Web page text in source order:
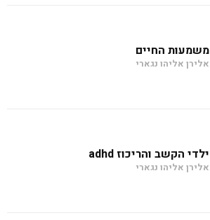
משמעות החיים
אלירן אליהו נגארי
ילדי הקשב והריכוז adhd
אלירן אליהו נגארי